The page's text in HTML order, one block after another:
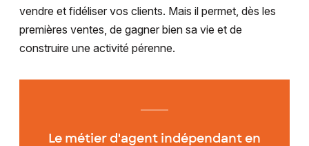
vendre et fidéliser vos clients. Mais il permet, dès les
premières ventes, de gagner bien sa vie et de
construire une activité pérenne.
Le métier d'agent indépendant en